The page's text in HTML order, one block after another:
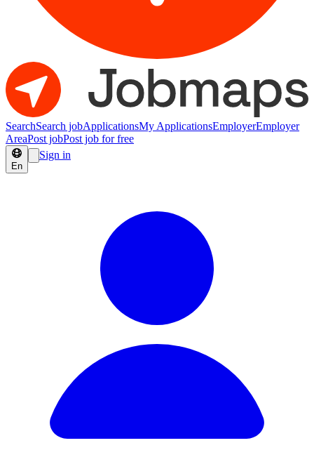
SearchSearch jobApplicationsMy ApplicationsEmployerEmployer
AreaPost jobPost job for free
En
Sign in